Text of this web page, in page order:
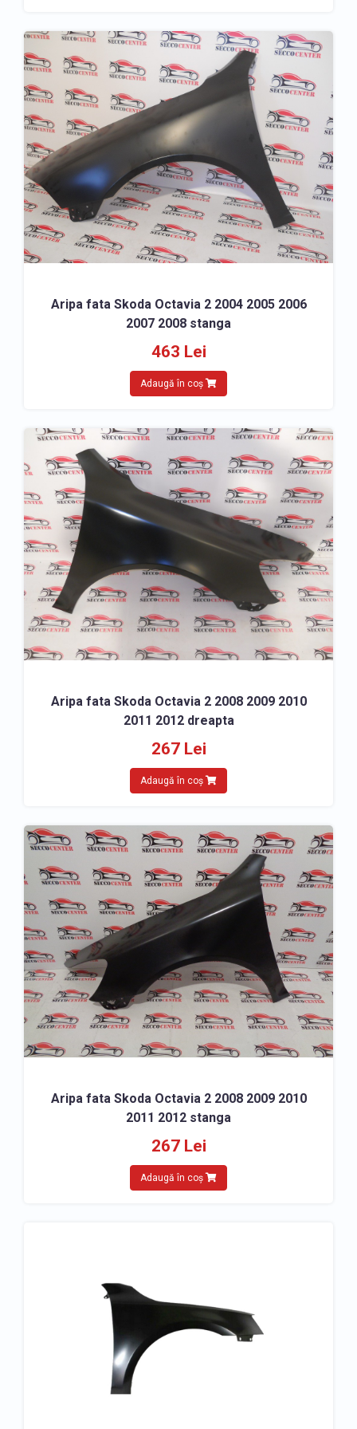
ACCESORII
» Covorase Skoda Octavia
» Accesorii caroserie Skoda Octavia
Aripa fata Skoda Octavia 2 2004 2005 2006
2007 2008 stanga
463 Lei
Adaugă în coș
Aripa fata Skoda Octavia 2 2008 2009 2010
2011 2012 dreapta
267 Lei
Adaugă în coș
Aripa fata Skoda Octavia 2 2008 2009 2010
2011 2012 stanga
267 Lei
Adaugă în coș